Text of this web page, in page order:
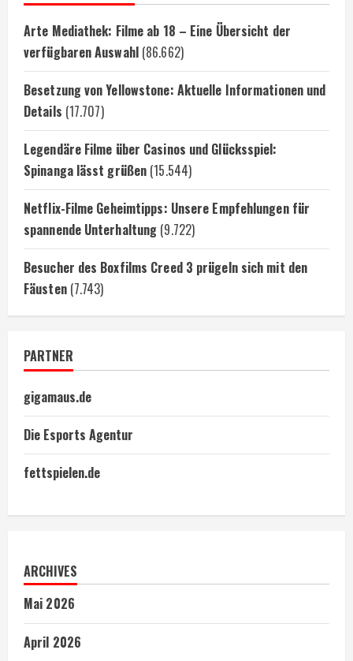
Arte Mediathek: Filme ab 18 – Eine Übersicht der
verfügbaren Auswahl (86.662)
Besetzung von Yellowstone: Aktuelle Informationen und
Details (17.707)
Legendäre Filme über Casinos und Glücksspiel:
Spinanga lässt grüßen (15.544)
Netflix-Filme Geheimtipps: Unsere Empfehlungen für
spannende Unterhaltung (9.722)
Besucher des Boxfilms Creed 3 prügeln sich mit den
Fäusten (7.743)
PARTNER
gigamaus.de
Die Esports Agentur
fettspielen.de
ARCHIVES
Mai 2026
April 2026